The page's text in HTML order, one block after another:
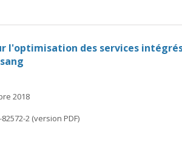
l'optimisation des services
2018
2 (version PDF)